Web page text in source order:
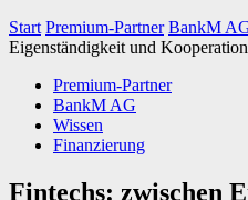
Start Premium-Partner BankM
Eigenständigkeit und Kooperation
Premium-Partner
BankM AG
Wissen
Finanzierung
Fintechs: zwischen